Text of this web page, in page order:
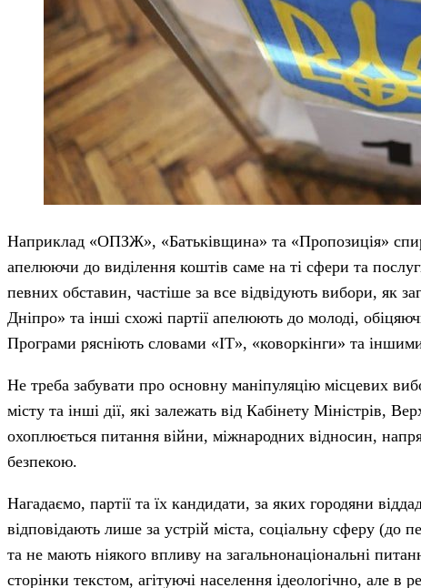
Наприклад «ОПЗЖ», «Батьківщина» та «Пропозиція»
апелюючи до виділення коштів саме на ті сфери та
певних обставин, частіше за все відвідують вибори, як
Дніпро» та інші схожі партії апелюють до молоді,
Програми рясніють словами «IT», «коворкінги» та
Не треба забувати про основну маніпуляцію місцевих
місту та інші дії, які залежать від Кабінету Міністрів,
охоплюється питання війни, міжнародних відносин,
безпекою.
Нагадаємо, партії та їх кандидати, за яких городяни
відповідають лише за устрій міста, соціальну сферу (до
та не мають ніякого впливу на загальнонаціональні
сторінки текстом, агітуючі населення ідеологічно, але в